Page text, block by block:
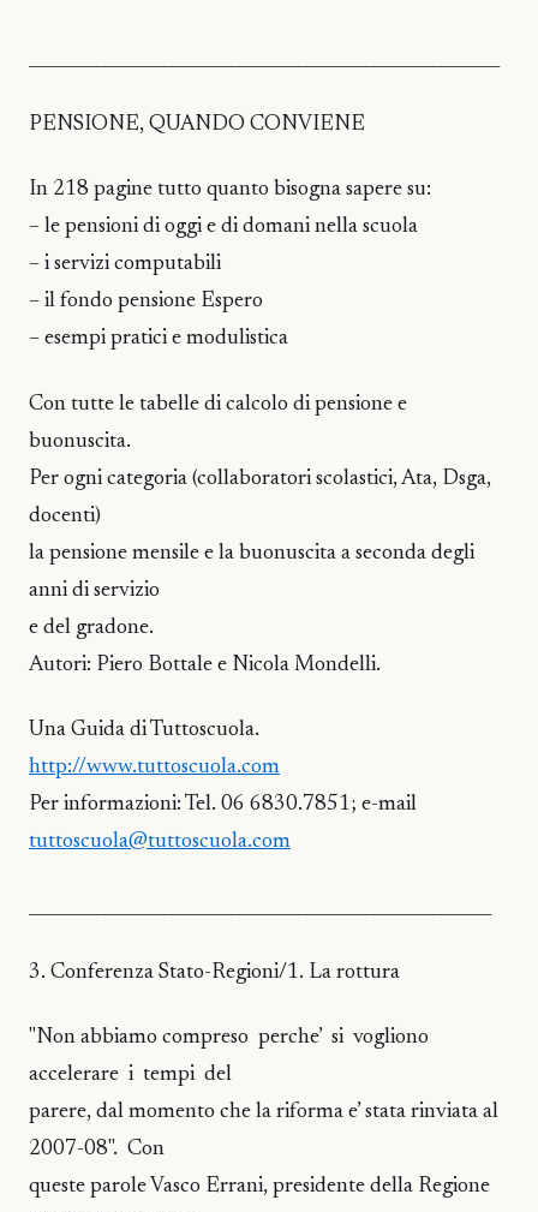
PENSIONE, QUANDO CONVIENE
In 218 pagine tutto quanto bisogna sapere su:
– le pensioni di oggi e di domani nella scuola
– i servizi computabili
– il fondo pensione Espero
– esempi pratici e modulistica
Con tutte le tabelle di calcolo di pensione e
buonuscita.
Per ogni categoria (collaboratori scolastici, Ata, Dsga,
docenti)
la pensione mensile e la buonuscita a seconda degli
anni di servizio
e del gradone.
Autori: Piero Bottale e Nicola Mondelli.
Una Guida di Tuttoscuola.
http://www.tuttoscuola.com
Per informazioni: Tel. 06 6830.7851; e-mail
tuttoscuola@tuttoscuola.com
3. Conferenza Stato-Regioni/1. La rottura
"Non abbiamo compreso perche’ si vogliono
accelerare i tempi del
parere, dal momento che la riforma e’ stata rinviata al
2007-08". Con
queste parole Vasco Errani, presidente della Regione